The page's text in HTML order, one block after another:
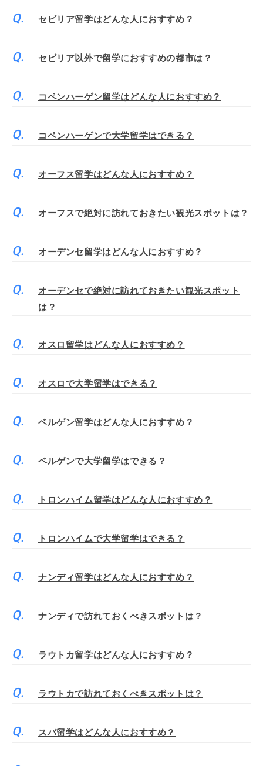
セビリア留学はどんな人におすすめ？
セビリア以外で留学におすすめの都市は？
コペンハーゲン留学はどんな人におすすめ？
コペンハーゲンで大学留学はできる？
オーフス留学はどんな人におすすめ？
オーフスで絶対に訪れておきたい観光スポットは？
オーデンセ留学はどんな人におすすめ？
オーデンセで絶対に訪れておきたい観光スポット
は？
オスロ留学はどんな人におすすめ？
オスロで大学留学はできる？
ベルゲン留学はどんな人におすすめ？
ベルゲンで大学留学はできる？
トロンハイム留学はどんな人におすすめ？
トロンハイムで大学留学はできる？
ナンディ留学はどんな人におすすめ？
ナンディで訪れておくべきスポットは？
ラウトカ留学はどんな人におすすめ？
ラウトカで訪れておくべきスポットは？
スバ留学はどんな人におすすめ？